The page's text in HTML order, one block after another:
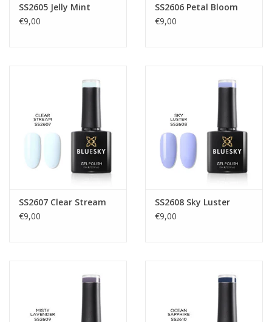
SS2605 Jelly Mint
€9,00
SS2606 Petal Bloom
€9,00
SS2607 Clear Stream
€9,00
SS2608 Sky Luster
€9,00